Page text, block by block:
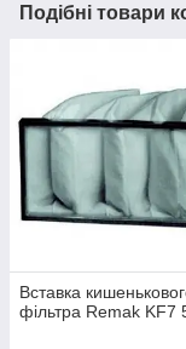
Подібні товари
Вставка
фільтра Remak KF7